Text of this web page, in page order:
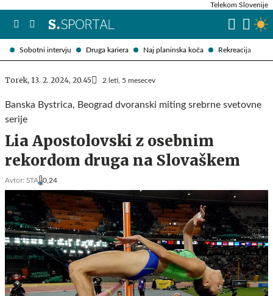
Sobotni intervju Druga kariera Naj planinska koča Rekreacija
Telekom Slovenije
Torek, 13. 2. 2024, 20.45 2 leti, 5 mesecev
Banska Bystrica, Beograd dvoranski miting srebrne svetovne
serije
Lia Apostolovski z osebnim
rekordom druga na Slovaškem
Avtor: STA 0,24